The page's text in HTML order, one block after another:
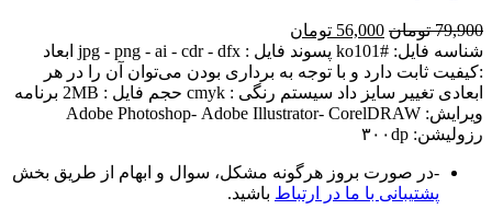
79,900 تومان قیمت
اصلی:
79,900 تومان
بود.
56,000 تومانقیمت
فعلی:
56,000 تومان.
شناسه فایل: #ko101 پسوند فایل : jpg - png - ai - cdr - dfx ابعاد
:کیفیت ثابت دارد و با توجه به برداری بودن می‌توان آن را در هر
ابعادی تغییر سایز داد سیستم رنگی : cmyk حجم فایل : 2MB برنامه
ویرایش: Adobe Photoshop- Adobe Illustrator- CorelDRAW
رزولیشن: ۳۰۰dp
-در صورت بروز هرگونه مشکل، سوال و ابهام از طریق بخش
پشتیبانی با ما در ارتباطباشید.